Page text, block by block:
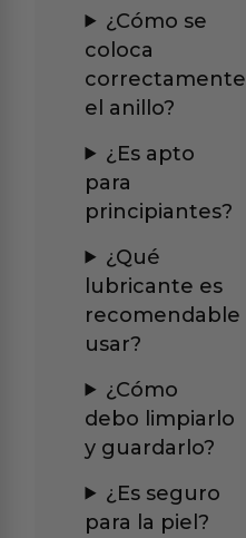
¿Cómo se
coloca
correctamente
el anillo?
¿Es apto
para
principiantes?
¿Qué
lubricante es
recomendable
usar?
¿Cómo
debo limpiarlo
y guardarlo?
¿Es seguro
para la piel?